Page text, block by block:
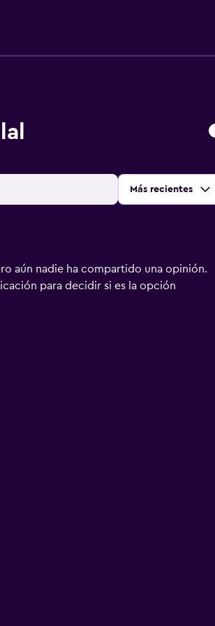
Ordenar por:
Más recientes
aún nadie ha compartido una opinión.
para decidir si es la opción